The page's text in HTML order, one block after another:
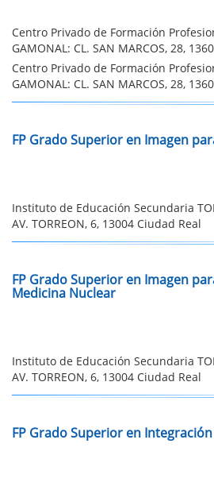
Centro Privado de Formación
GAMONAL: CL. SAN MARCOS, 28,
Centro Privado de Formación
GAMONAL: CL. SAN MARCOS, 28,
FP Grado Superior en Imagen
Instituto de Educación Secundaria
AV. TORREON, 6, 13004 Ciudad Real
FP Grado Superior en Imagen
Medicina Nuclear
Instituto de Educación Secundaria
AV. TORREON, 6, 13004 Ciudad Real
FP Grado Superior en